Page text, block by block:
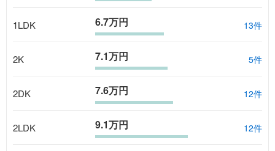
1LDK 6.7万円 13件
2K 7.1万円 5件
2DK 7.6万円 12件
2LDK 9.1万円 12件